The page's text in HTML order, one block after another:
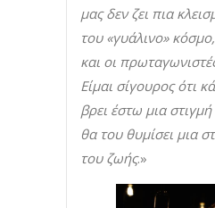
μας δεν ζει πια
του «γυάλινο»
και οι
Είμαι σίγουρος ότι
βρει έστω μια
θα του θυμίσει μια
του ζωής.»